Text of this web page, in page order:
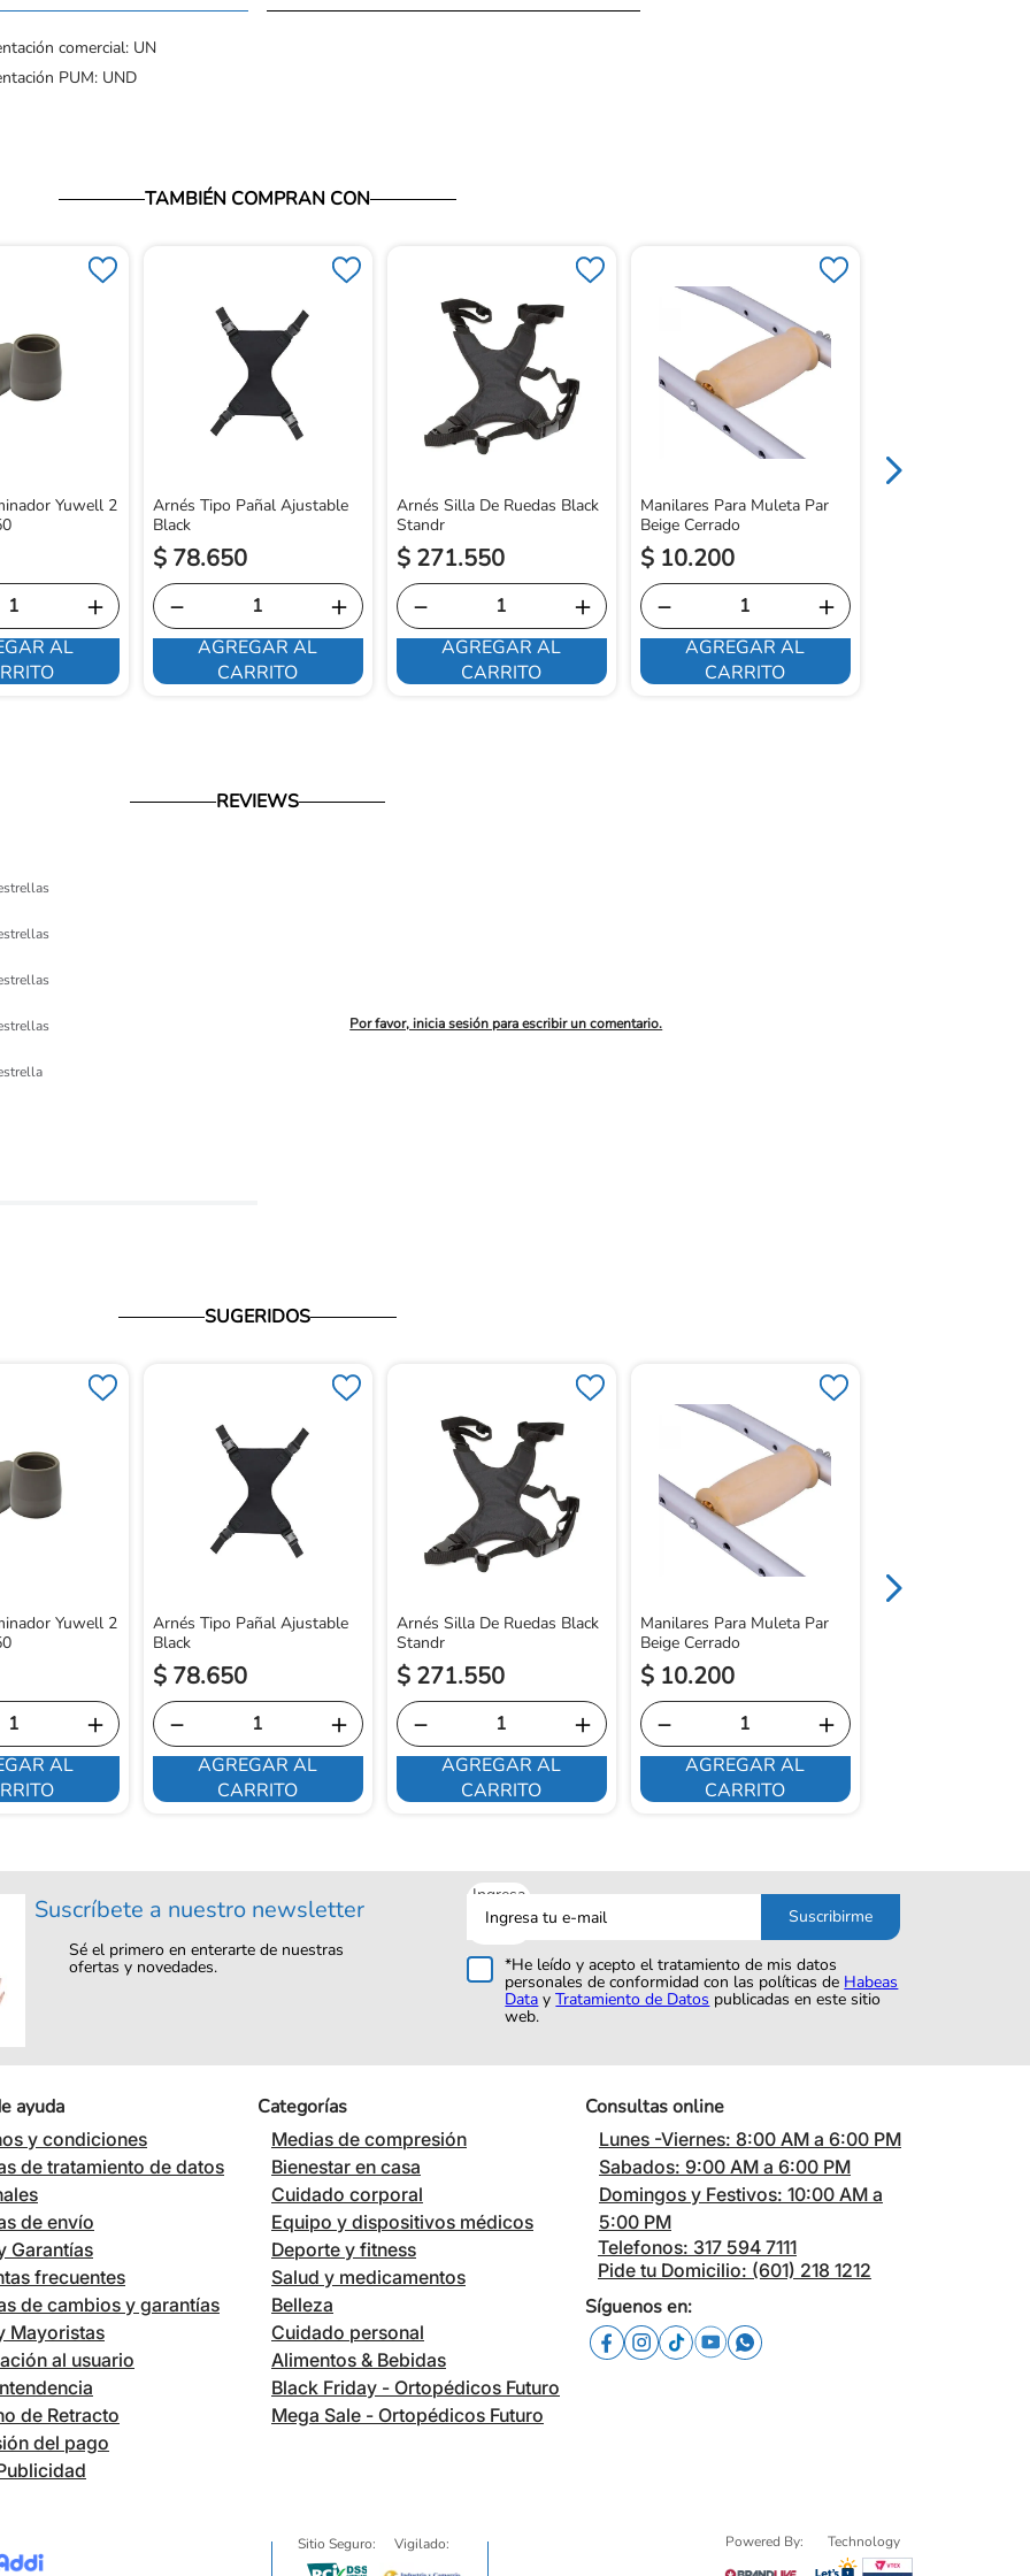
comercial: UN
PUM: UND
TAMBIÉN COMPRAN CON
Yuwell 2
＋
AL
Arnés Tipo Pañal Ajustable
Black
$ 78.650
＋
－
AGREGAR AL
CARRITO
Arnés Silla De Ruedas Black
Standr
$ 271.550
＋
－
AGREGAR AL
CARRITO
Manilares Para Muleta Par
Beige Cerrado
$ 10.200
＋
－
AGREGAR AL
CARRITO
REVIEWS
Por favor, inicia sesión para escribir un comentario.
SUGERIDOS
Yuwell 2
＋
AL
Arnés Tipo Pañal Ajustable
Black
$ 78.650
＋
－
AGREGAR AL
CARRITO
Arnés Silla De Ruedas Black
Standr
$ 271.550
＋
－
AGREGAR AL
CARRITO
Manilares Para Muleta Par
Beige Cerrado
$ 10.200
＋
－
AGREGAR AL
CARRITO
Suscríbete a nuestro newsletter
Sé el primero en enterarte de nuestras
ofertas y novedades.
Ingresa
tu
correo
Suscribirme
*He leído y acepto el tratamiento de mis datos
personales de conformidad con las políticas de Habeas
Data yTratamiento de Datos publicadas en este sitio
web.
ayuda
y condiciones
de tratamiento de datos
de envío
Garantías
frecuentes
de cambios y garantías
Mayoristas
al usuario
de Retracto
del pago
Categorías
Medias de compresión
Bienestar en casa
Cuidado corporal
Equipo y dispositivos médicos
Deporte y fitness
Salud y medicamentos
Belleza
Cuidado personal
Alimentos & Bebidas
Black Friday - Ortopédicos Futuro
Mega Sale - Ortopédicos Futuro
Consultas online
Lunes -Viernes: 8:00 AM a 6:00 PM
Sabados: 9:00 AM a 6:00 PM
Domingos y Festivos: 10:00 AM a
5:00 PM
Telefonos: 317 594 7111
Pide tu Domicilio: (601) 218 1212
Síguenos en:
Sitio Seguro: Vigilado: Powered By: Technology